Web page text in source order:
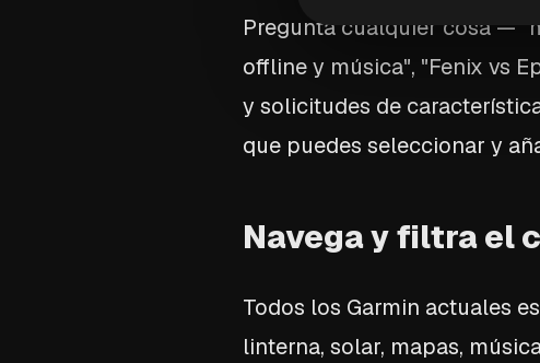
Pregunta cualquier cosa —
offline y música", "Fenix vs
y solicitudes de
que puedes seleccionar y
Navega y filtra el
Todos los Garmin actuales
linterna, solar, mapas,